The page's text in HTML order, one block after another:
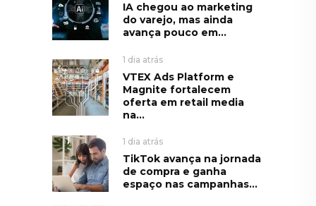
IA chegou ao marketing
do varejo, mas ainda
avança pouco em...
1 dia atrás
VTEX Ads Platform e
Magnite fortalecem
oferta em retail media
na...
1 dia atrás
TikTok avança na jornada
de compra e ganha
espaço nas campanhas...